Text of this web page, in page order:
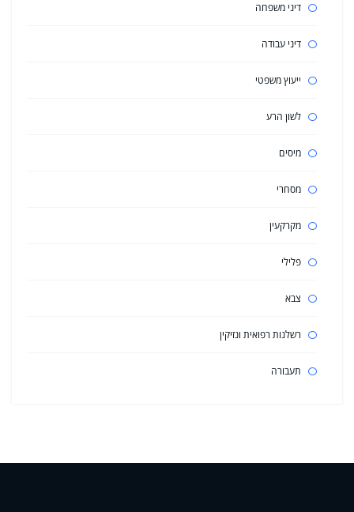
דיני משפחה
דיני עבודה
ייעוץ משפטי
לשון הרע
מיסים
מסחרי
מקרקעין
פלילי
צבא
רשלנות רפואית ונזיקין
תעבורה